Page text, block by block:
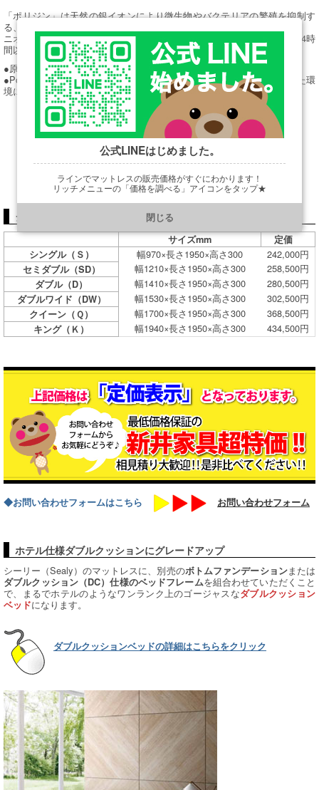
「ポリジン」は天然の銀イオンにより微生物やバクテリアの繁殖を抑制す
る、スウェーデン生まれの抗菌・防臭加工技術です。
ニオイの原因となる黄色ブドウ球菌などのバクテリアの増殖を抑え、24時
間以内に99％以上制菌します。
●原料となる銀塩は全てリサイクルされた銀を使用しています。
●Polygiene加工された衣類はOeko-tex（エコテックス）の認定を受けた環
境にやさしい商品です。
シーリーマットレス「ラグラス3」価格（税込）＆サイズ表
サイズmm
定価
シングル（Ｓ）
幅970×長さ1950×高さ300 242,000円
セミダブル（SD） 幅1210×長さ1950×高さ300 258,500円
ダブル（D） 幅1410×長さ1950×高さ300 280,500円
ダブルワイド（DW） 幅1530×長さ1950×高さ300 302,500円
クイーン（Ｑ） 幅1700×長さ1950×高さ300 368,500円
キング（Ｋ） 幅1940×長さ1950×高さ300 434,500円
◆お問い合わせフォームはこちら お問い合わせフォーム
ホテル仕様ダブルクッションにグレードアップ
シーリー（Sealy）のマットレスに、別売のボトムファンデーションまたは
ダブルクッション（DC）仕様のベッドフレームを組合わせていただくこと
で、まるでホテルのようなワンランク上のゴージャスなダブルクッション
ベッドになります。
ダブルクッションベッドの詳細はこちらをクリック
公式LINEはじめました。
ラインでマットレスの販売価格がすぐにわかります！
リッチメニューの「価格を調べる」アイコンをタップ★
https://line.me/R/ti/p/@901ptzjz
閉じる